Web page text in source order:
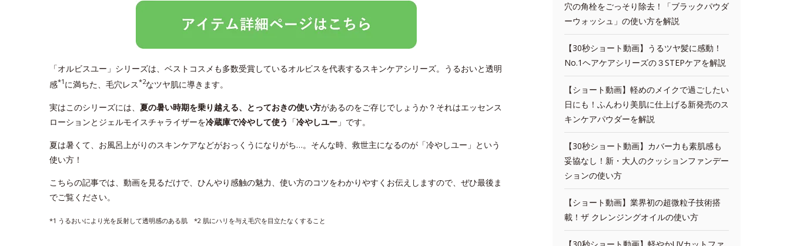
「オルビスユー」シリーズは、ベストコスメも多数受賞しているオルビスを代表するスキンケアシリーズ。うるおいと透明
感*1 に満ちた、毛穴レス*2なツヤ肌に導きます。
実はこのシリーズには、 夏の暑い時期を乗り越える、とっておきの使い方があるのをご存じでしょうか？それはエッセンス
ローションとジェルモイスチャライザーを冷蔵庫で冷やして使う 「冷やしユー 」です。
夏は暑くて、お風呂上がりのスキンケアなどがおっくうになりがち…。そんな時、救世主になるのが「冷やしユー」という
使い方！
こちらの記事では、動画を見るだけで、ひんやり感触の魅力、使い方のコツをわかりやすくお伝えしますので、ぜひ最後ま
でご覧ください。
*1 うるおいにより光を反射して透明感のある肌 *2 肌にハリを与え毛穴を目立たなくすること
穴の角栓をごっそり除去！「ブラックパウダ
ーウォッシュ」の使い方を解説
【30秒ショート動画】うるツヤ髪に感動！
No.1ヘアケアシリーズの３STEPケアを解説
【ショート動画】軽めのメイクで過ごしたい
日にも！ふんわり美肌に仕上げる新発売のス
キンケアパウダーを解説
【30秒ショート動画】カバー力も素肌感も
妥協なし！新・大人のクッションファンデー
ションの使い方
【ショート動画】業界初の超微粒子技術搭
載！ザ クレンジングオイルの使い方